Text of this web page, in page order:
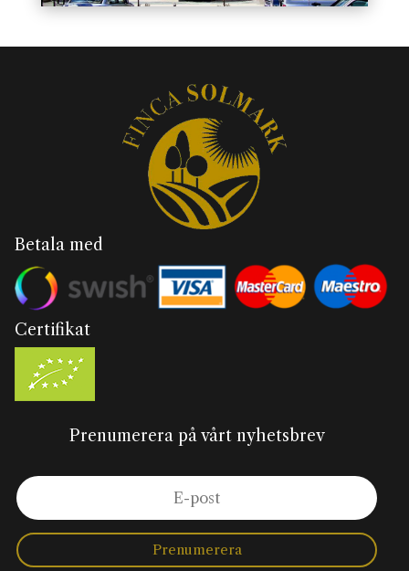
Betala med
Certifikat
Prenumerera på vårt nyhetsbrev
Prenumerera